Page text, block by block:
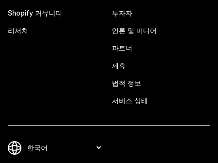
Shopify 커뮤니티
리서치
투자자
언론 및 미디어
파트너
제휴
법적 정보
서비스 상태